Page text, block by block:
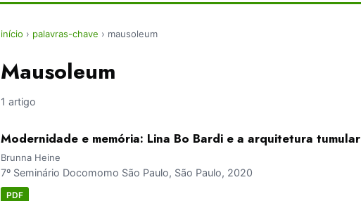
início › palavras-chave › mausoleum
Mausoleum
1 artigo
Modernidade e memória: Lina Bo Bardi e a arquitetura tumular
Brunna Heine
7º Seminário Docomomo São Paulo, São Paulo, 2020
PDF